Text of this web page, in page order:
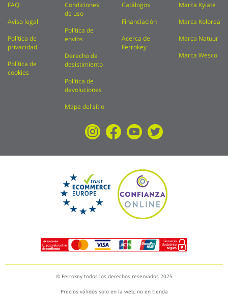
FAQ
Aviso legal
Política de
privacidad
Política de
cookies
Condiciones
de uso
Política de
envíos
Derecho de
desistimiento
Política de
devoluciones
Mapa del sitio
Catálogos
Financiación
Acerca de
Ferrokey
Marca Kylate
Marca Kolorea
Marca Natuur
Marca Wesco
© Ferrokey todos los derechos reservados 2025
Precios válidos solo en la web, no en tienda